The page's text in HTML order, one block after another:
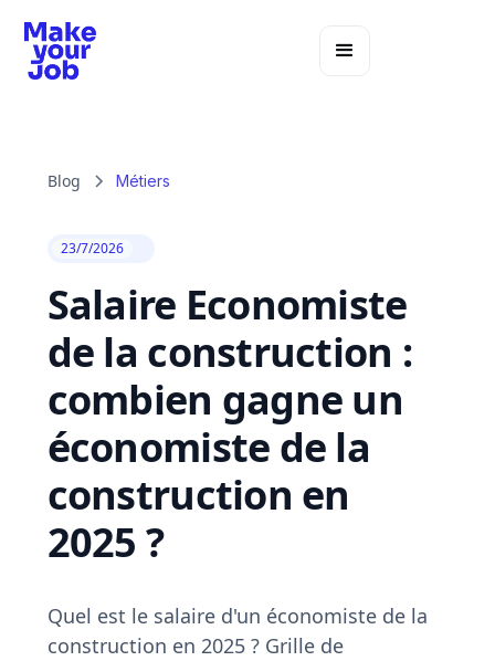
Blog Métiers
23/7/2026
Salaire Economiste
de la construction :
combien gagne un
économiste de la
construction en
2025 ?
Quel est le salaire d'un économiste de la
construction en 2025 ? Grille de